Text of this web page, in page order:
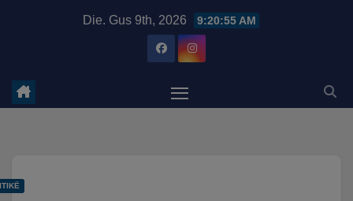
Die. Gus 9th, 2026 9:20:56 AM